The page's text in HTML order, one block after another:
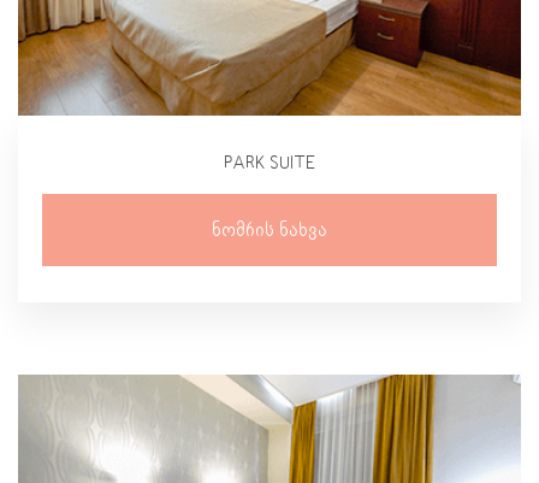
PARK SUITE
Ნომრის Ნახვა